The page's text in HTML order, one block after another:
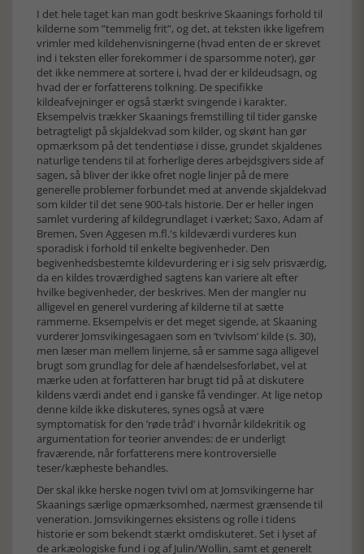
I det hele taget kan man godt beskrive Skaanings forhold til
kilderne som ”temmelig frit”, og det, at teksten ikke ligefrem
vrimler med kildehenvisningerne (hvad enten de er skrevet
ind i teksten eller forekommer i de sparsomme noter), gør
det ikke nemmere at sortere i, hvad der er kildeudsagn, og
hvad der er forfatterens tolkning. De specifikke
kildeafvejninger er også stærkt svingende i karakter.
Eksempelvis trækker Skaanings fremstilling til tider ganske
betragteligt på skjaldekvad som kilder, og skønt han gør
opmærksom på det tendentiøse i disse, grundet skjaldenes
naturlige tendens til at forherlige deres arbejdsgivers side af
sagen, så bliver der ikke ofret nogle linjer på de mere
generelle problemer forbundet med at anvende skjaldekvad
som kilder til det sene 900-tals historie. Der er heller ingen
samlet vurdering af kildegrundlaget i værket; Saxo, Adam af
Bremen, Sven Aggesen m.fl.'s kildeværdi vurderes kun
sporadisk i forhold til enkelte begivenheder. Den
begivenhedsbestemte kildevurdering er i sig selv prisværdig,
da en kildes troværdighed sagtens kan variere alt efter
hvilke begivenheder, der beskrives. Men der mangler nu
alligevel en generel vurdering af kilderne til at sætte
rammerne. Eksempelvis er det meget sigende, at Skaaning
vurderer Jomsvikingesagaen som en ’tvivlsom’ kilde (s. 30),
men læser man mellem linjerne, så er samme saga alligevel
brugt som grundlag for dele af hændelsesforløbet, vel at
mærke uden at forfatteren har brugt tid på at diskutere
kildens værdi andet end i ganske få vendinger. At lige netop
denne kilde ikke diskuteres, synes også at være
symptomatisk for den ’røde tråd’ i hvornår kildekritik og
argumentation for teorier anvendes: de er underligt
fraværende, når forfatterens mere kontroversielle
teser/kæpheste behandles.
Der skal ikke herske nogen tvivl om at Jomsvikingerne har
Skaanings særlige opmærksomhed, nærmest grænsende til
veneration. Jomsvikingernes eksistens og rolle i tidens
historie er som bekendt stærkt omdiskuteret. Set i lyset af
de arkæologiske fund i og af Julin/Wollin, samt et generelt